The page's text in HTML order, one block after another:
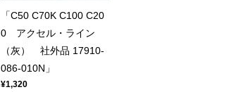
「C50 C70K C100 C20
0 アクセル・ライン
（灰） 社外品 17910-
086-010N」
¥1,320